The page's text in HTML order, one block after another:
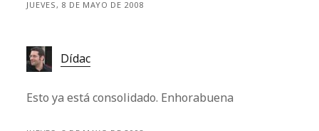
JUEVES, 8 DE MAYO DE 2008
Dídac
Esto ya está consolidado. Enhorabuena